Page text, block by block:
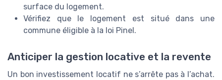
surface du logement.
Vérifiez que le logement est situé dans une
commune éligible à la loi Pinel.
Anticiper la gestion locative et la revente
Un bon investissement locatif ne s’arrête pas à l’achat.